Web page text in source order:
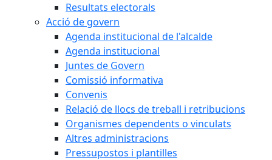
Resultats electorals
Acció de govern
Agenda institucional de l'alcalde
Agenda institucional
Juntes de Govern
Comissió informativa
Convenis
Relació de llocs de treball i retribucions
Organismes dependents o vinculats
Altres administracions
Pressupostos i plantilles